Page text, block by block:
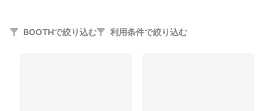
BOOTHで絞り込む 利用条件で絞り込む